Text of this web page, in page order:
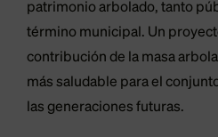
patrimonio arbolado, tanto
término municipal. Un
contribución de la masa
más saludable para el
las generaciones futuras.